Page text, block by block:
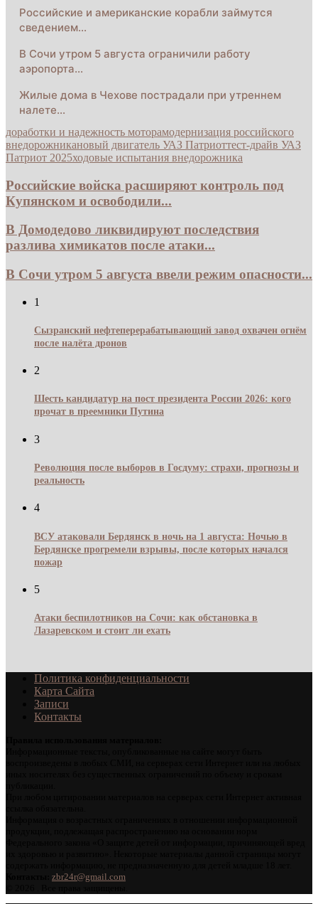
Российские и американские корабли займутся
сведением…
В Сочи утром 5 августа ограничили работу
аэропорта…
Жилые дома в Чехове пострадали при утреннем
налете…
доработки и надежность моторамодернизация российского
внедорожникановый двигатель УАЗ Патриоттест-драйв УАЗ
Патриот 2025ходовые испытания внедорожника
Российские войска расширяют контроль под
Купянском и освободили...
В Домодедово ликвидируют последствия
разлива химикатов после атаки...
В Сочи утром 5 августа ввели режим опасности...
1
Сызранский нефтеперерабатывающий завод охвачен огнём
после налёта дронов
2
Шесть кандидатур на пост президента России 2026: кого
прочат в преемники Путина
3
Революция после выборов в Госдуму: страхи, прогнозы и
реальность
4
ВСУ атаковали Бердянск в ночь на 1 августа: Ночью в
Бердянске прогремели взрывы, после которых начался
пожар
5
Атаки беспилотников на Сочи: как обстановка в
Лазаревском и стоит ли ехать
Политика конфиденциальности
Карта Сайта
Записи
Контакты
zbr24r@gmail.com